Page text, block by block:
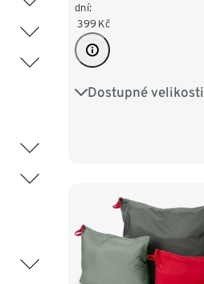
dní:
399 Kč
Dostupné velikosti
S/4 M/5 L/6